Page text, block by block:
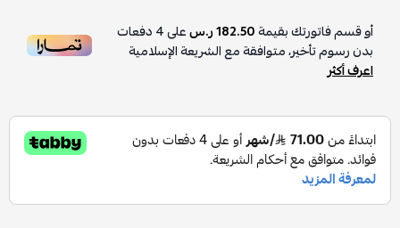
أو قسم فاتورتك بقيمة182.50 ر.س على4دفعات
بدون رسوم تأخير، متوافقة مع الشريعة الإسلامية
اعرف أكثر